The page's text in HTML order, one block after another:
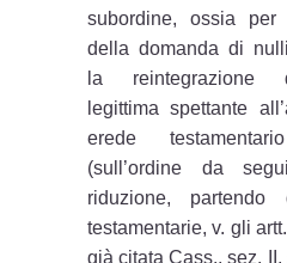
subordine, ossia per
della domanda di
la
legittima spettante
erede
(sull’ordine da
riduzione, partendo
testamentarie, v. gli
già citata Cass., sez.